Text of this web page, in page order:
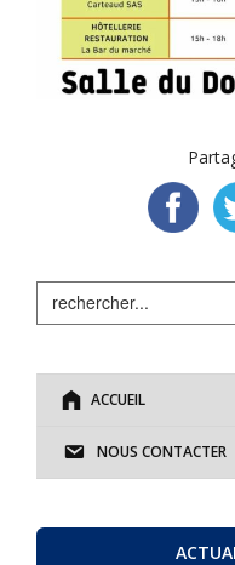
ACCUEIL
NOUS CONTACTER